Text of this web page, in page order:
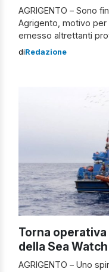
AGRIGENTO – Sono
Agrigento, motivo per
emesso altrettanti
Daspo Willy – nei
diRedazione
Torna
della Sea Watch
AGRIGENTO – Uno